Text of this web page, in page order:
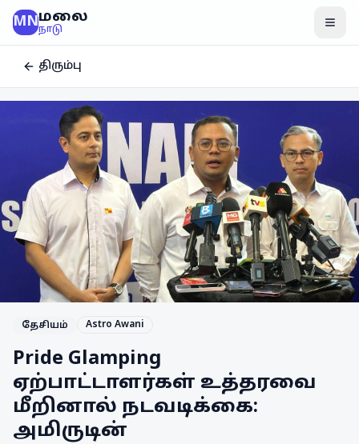
MNமலை
நாடு
திரும்பு
தேசியம் Astro Awani
Pride Glamping
ஏற்பாட்டாளர்கள் உத்தரவை
மீறினால் நடவடிக்கை:
அமிருடின்